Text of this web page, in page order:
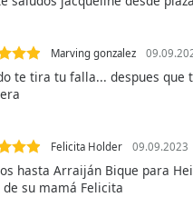
Marving gonzalez
te tira tu falla... despues que
Felicita Holder 09.09.2023
hasta Arraiján Bique para
su mamá Felicita